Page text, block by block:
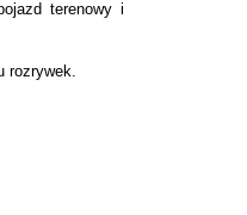
terenowy i
rozrywek.